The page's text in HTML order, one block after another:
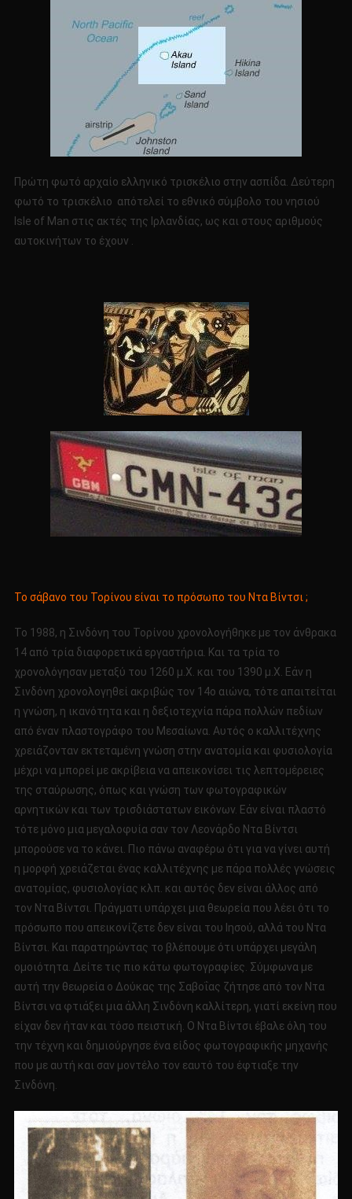
Πρώτη φωτό αρχαίο ελληνικό τρισκέλιο στην ασπίδα. Δεύτερη
φωτό το τρισκέλιο απότελεί το εθνικό σύμβολο του νησιού
Isle of Man στις ακτές της Ιρλανδίας, ως και στους αριθμούς
αυτοκινήτων το έχουν .
Το σάβανο του Τορίνου είναι το πρόσωπο του Ντα Βίντσι ;
Το 1988, η Σινδόνη του Τορίνου χρονολογήθηκε με τον άνθρακα
14 από τρία διαφορετικά εργαστήρια. Και τα τρία το
χρονολόγησαν μεταξύ του 1260 μ.Χ. και του 1390 μ.Χ. Εάν η
Σινδόνη χρονολογηθεί ακριβώς τον 14ο αιώνα, τότε απαιτείται
η γνώση, η ικανότητα και η δεξιοτεχνία πάρα πολλών πεδίων
από έναν πλαστογράφο του Μεσαίωνα. Αυτός ο καλλιτέχνης
χρειάζονταν εκτεταμένη γνώση στην ανατομία και φυσιολογία
μέχρι να μπορεί με ακρίβεια να απεικονίσει τις λεπτομέρειες
της σταύρωσης, όπως και γνώση των φωτογραφικών
αρνητικών και των τρισδιάστατων εικόνων. Εάν είναι πλαστό
τότε μόνο μια μεγαλοφυία σαν τον Λεονάρδο Ντα Βίντσι
μπορούσε να το κάνει. Πιο πάνω αναφέρω ότι για να γίνει αυτή
η μορφή χρειάζεται ένας καλλιτέχνης με πάρα πολλές γνώσεις
ανατομίας, φυσιολογίας κλπ. και αυτός δεν είναι άλλος από
τον Ντα Βίντσι. Πράγματι υπάρχει μια θεωρεία που λέει ότι το
πρόσωπο που απεικονίζετε δεν είναι του Ιησού, αλλά του Ντα
Βίντσι. Και παρατηρώντας το βλέπουμε ότι υπάρχει μεγάλη
ομοιότητα. Δείτε τις πιο κάτω φωτογραφίες. Σύμφωνα με
αυτή την θεωρεία ο Δούκας της Σαβοΐας ζήτησε από τον Ντα
Βίντσι να φτιάξει μια άλλη Σινδόνη καλλίτερη, γιατί εκείνη που
είχαν δεν ήταν και τόσο πειστική. Ο Ντα Βίντσι έβαλε όλη του
την τέχνη και δημιούργησε ένα είδος φωτογραφικής μηχανής
που με αυτή και σαν μοντέλο τον εαυτό του έφτιαξε την
Σινδόνη.